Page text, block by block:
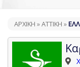
ΑΡΧΙΚΗ »ΑΤΤΙΚΉ »